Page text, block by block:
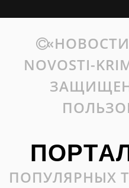
NOVOSTI-
ПОРТАЛ
ПОПУЛЯРНЫХ